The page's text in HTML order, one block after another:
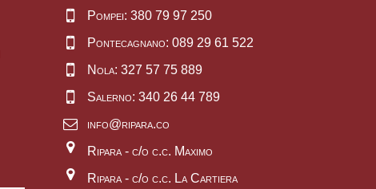
Pompei: 380 79 97 250
Pontecagnano: 089 29 61 522
Nola: 327 57 75 889
Salerno: 340 26 44 789
info@ripara.co
Ripara - c/o c.c. Maximo
Ripara - c/o c.c. La Cartiera